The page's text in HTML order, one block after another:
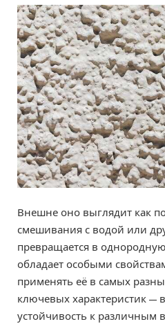
Внешне оно выглядит как
смешивания с водой или
превращается в
обладает особыми
применять её в самых
ключевых характеристик —
устойчивость к различным